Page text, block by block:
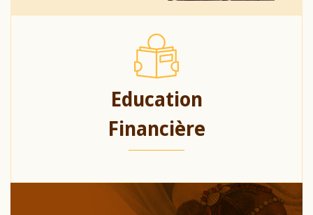
Education
Financière